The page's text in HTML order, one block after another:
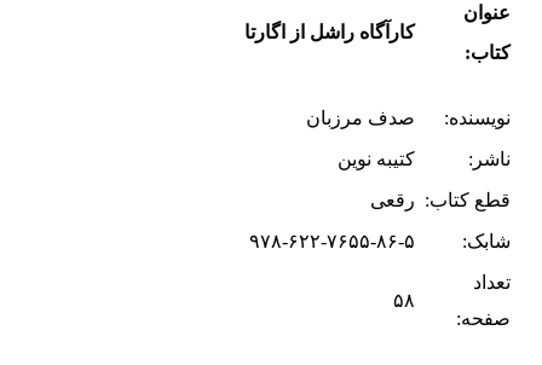
عنوان
کتاب:
کارآگاه راشل از اگارتا
نویسنده:
صدف مرزبان
ناشر:
کتیبه نوین
قطع کتاب: رقعی
شابک:
۹۷۸-۶۲۲-۷۶۵۵-۸۶-۵
تعداد
صفحه:
۵۸